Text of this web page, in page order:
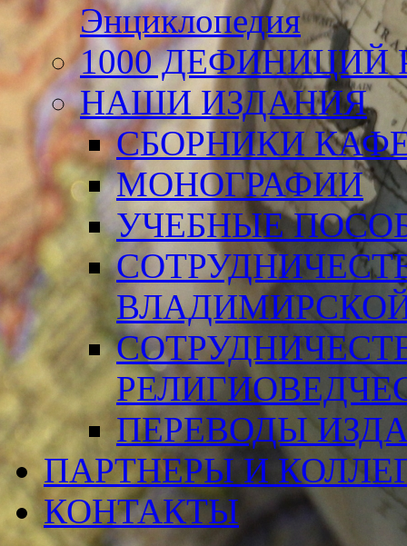
Энциклопедия
1000 ДЕФИНИЦИЙ
НАШИ ИЗДАНИЯ
СБОРНИКИ
МОНОГРАФИИ
УЧЕБНЫЕ
ПЕРЕВОДЫ
ПАРТНЕРЫ И
КОНТАКТЫ